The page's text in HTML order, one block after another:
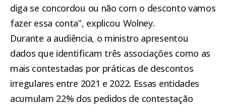
diga se concordou ou não com o desconto vamos
fazer essa conta”, explicou Wolney.
Durante a audiência, o ministro apresentou
dados que identificam três associações como as
mais contestadas por práticas de descontos
irregulares entre 2021 e 2022. Essas entidades
acumulam 22% dos pedidos de contestação